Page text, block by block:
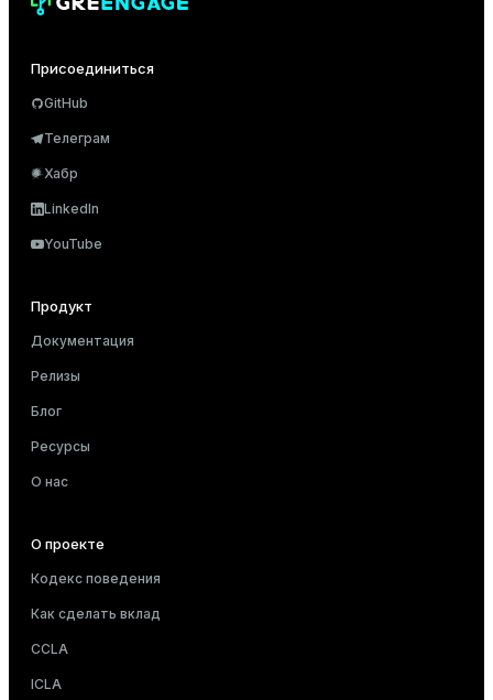
Присоединиться
GitHub
Телеграм
Хабр
LinkedIn
YouTube
Продукт
Документация
Релизы
Блог
Ресурсы
О нас
О проекте
Кодекс поведения
Как сделать вклад
CCLA
ICLA